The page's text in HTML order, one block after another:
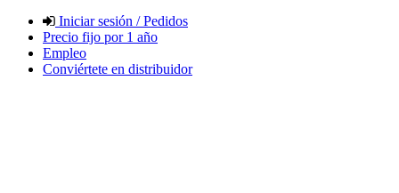
Iniciar sesión / Pedidos
Precio fijo por 1 año
Empleo
Conviértete en distribuidor